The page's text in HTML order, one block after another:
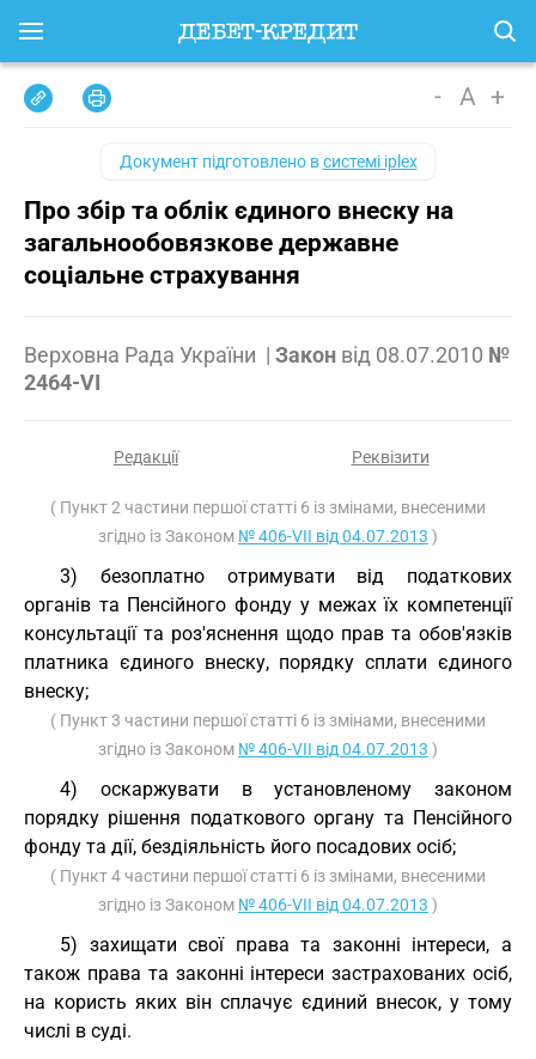
- A +
Документ підготовлено всистемі iplex
Про збір та облік єдиного внеску на
загальнообовязкове державне
соціальне страхування
Верховна Рада України | Закон від 08.07.2010 №
2464-VI
Редакції Реквізити
( Пункт 2 частини першої статті 6 із змінами, внесеними
згідно із Законом № 406-VII від 04.07.2013 )
3) безоплатно отримувати від податкових
органів та Пенсійного фонду у межах їх компетенції
консультації та роз'яснення щодо прав та обов'язків
платника єдиного внеску, порядку сплати єдиного
внеску;
( Пункт 3 частини першої статті 6 із змінами, внесеними
згідно із Законом № 406-VII від 04.07.2013 )
4) оскаржувати в установленому законом
порядку рішення податкового органу та Пенсійного
фонду та дії, бездіяльність його посадових осіб;
( Пункт 4 частини першої статті 6 із змінами, внесеними
згідно із Законом № 406-VII від 04.07.2013 )
5) захищати свої права та законні інтереси, а
також права та законні інтереси застрахованих осіб,
на користь яких він сплачує єдиний внесок, у тому
числі в суді.